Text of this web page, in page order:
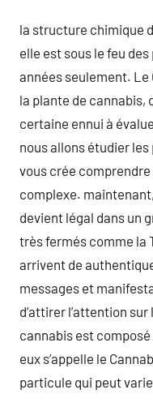
la structure chimique
elle est sous le feu
années seulement. Le
la plante de cannabis,
certaine ennui à
nous allons étudier
vous crée
complexe.
devient légal dans un
très fermés comme la
arrivent de
messages et
d’attirer l’attention
cannabis est composé
eux s’appelle le
particule qui peut